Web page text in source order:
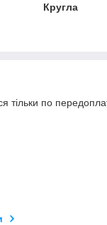
Кругла
тільки по